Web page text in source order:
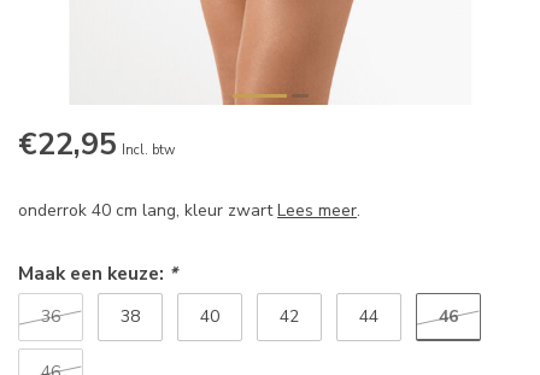
€22,95 Incl. btw
onderrok 40 cm lang, kleur zwartLees meer.
Maak een keuze: *
36 38 40 42 44 46